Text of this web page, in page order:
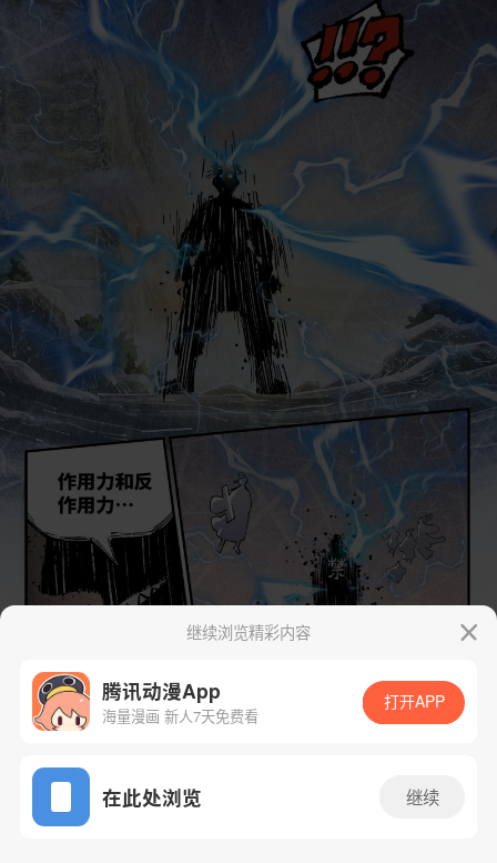
App免费看
继续浏览精彩内容
腾讯动漫App
海量漫画 新人7天免费看
打开APP
在此处浏览 继续